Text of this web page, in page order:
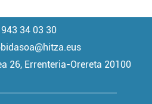
943 34 03 30
26, Errenteria-Orereta 20100